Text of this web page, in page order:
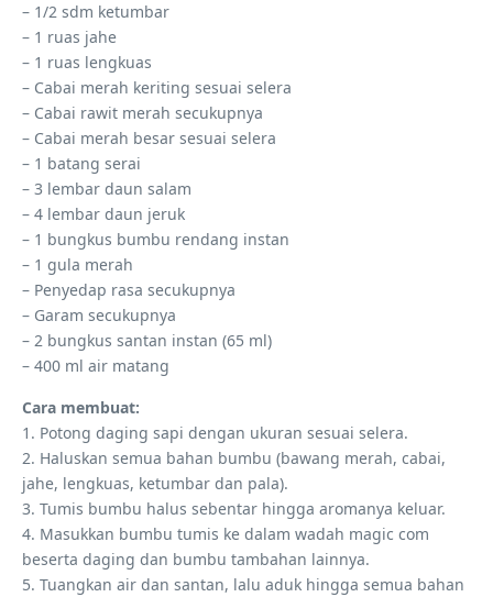
– 1/2 sdm ketumbar
– 1 ruas jahe
– 1 ruas lengkuas
– Cabai merah keriting sesuai selera
– Cabai rawit merah secukupnya
– Cabai merah besar sesuai selera
– 1 batang serai
– 3 lembar daun salam
– 4 lembar daun jeruk
– 1 bungkus bumbu rendang instan
– 1 gula merah
– Penyedap rasa secukupnya
– Garam secukupnya
– 2 bungkus santan instan (65 ml)
– 400 ml air matang
Cara membuat:
1. Potong daging sapi dengan ukuran sesuai selera.
2. Haluskan semua bahan bumbu (bawang merah, cabai,
jahe, lengkuas, ketumbar dan pala).
3. Tumis bumbu halus sebentar hingga aromanya keluar.
4. Masukkan bumbu tumis ke dalam wadah magic com
beserta daging dan bumbu tambahan lainnya.
5. Tuangkan air dan santan, lalu aduk hingga semua bahan